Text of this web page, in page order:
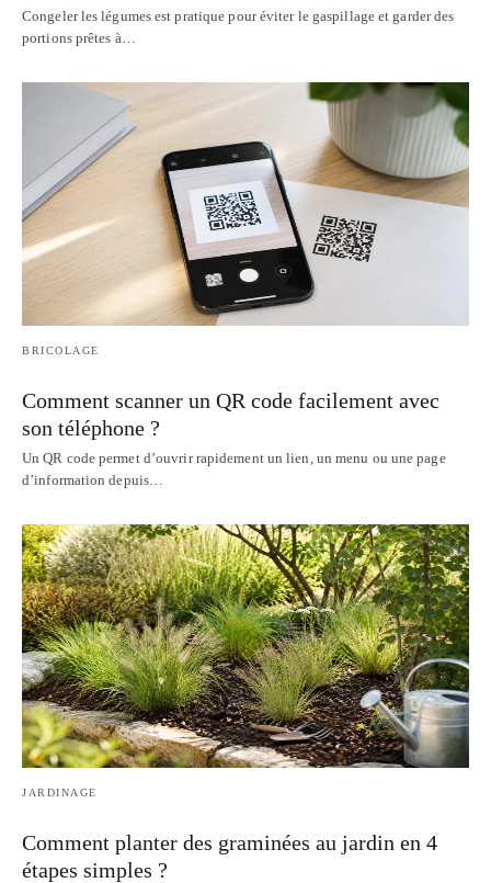
Congeler les légumes est pratique pour éviter le gaspillage et garder des
portions prêtes à…
BRICOLAGE
Comment scanner un QR code facilement avec
son téléphone ?
Un QR code permet d’ouvrir rapidement un lien, un menu ou une page
d’information depuis…
JARDINAGE
Comment planter des graminées au jardin en 4
étapes simples ?